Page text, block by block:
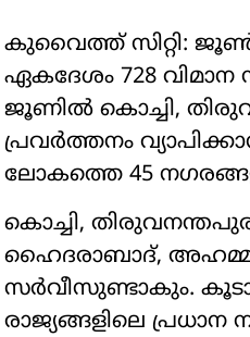
കുവൈത്ത് സിറ്റി:
ഏകദേശം 728
ജൂണില്‍ കൊച്ചി,
പ്രവര്‍ത്തനം
ലോകത്തെ 45
കൊച്ചി,
ഹൈദരാബാദ്,
സര്‍വീസുണ്ടാകും.
രാജ്യങ്ങളിലെ